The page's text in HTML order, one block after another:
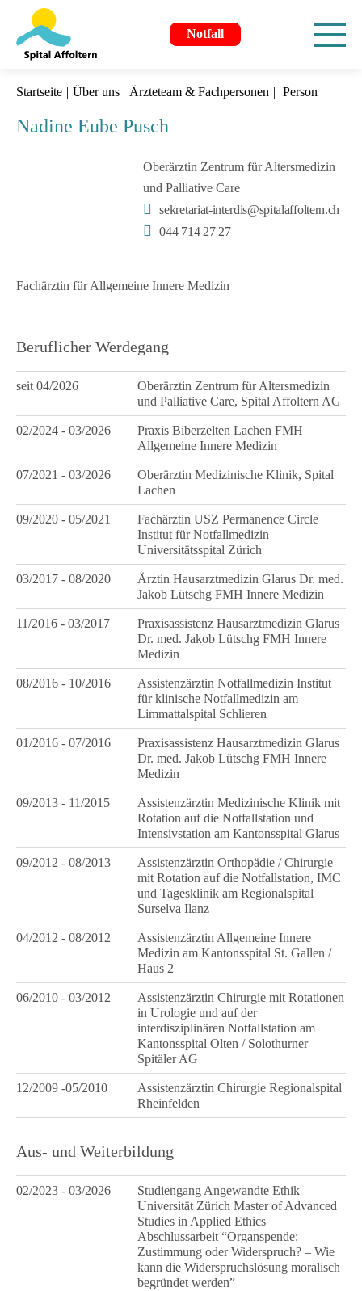
Notfall
Startseite Über uns Ärzteteam & Fachpersonen Person
Nadine Eube Pusch
Oberärztin Zentrum für Altersmedizin
und Palliative Care
sekretariat-interdis@spitalaffoltern.ch
044 714 27 27
Fachärztin für Allgemeine Innere Medizin
Beruflicher Werdegang
seit 04/2026
Oberärztin Zentrum für Altersmedizin
und Palliative Care, Spital Affoltern AG
02/2024 - 03/2026
Praxis Biberzelten Lachen FMH
Allgemeine Innere Medizin
07/2021 - 03/2026
Oberärztin Medizinische Klinik, Spital
Lachen
09/2020 - 05/2021
Fachärztin USZ Permanence Circle
Institut für Notfallmedizin
Universitätsspital Zürich
03/2017 - 08/2020
Ärztin Hausarztmedizin Glarus Dr. med.
Jakob Lütschg FMH Innere Medizin
11/2016 - 03/2017
Praxisassistenz Hausarztmedizin Glarus
Dr. med. Jakob Lütschg FMH Innere
Medizin
08/2016 - 10/2016
Assistenzärztin Notfallmedizin Institut
für klinische Notfallmedizin am
Limmattalspital Schlieren
01/2016 - 07/2016
Praxisassistenz Hausarztmedizin Glarus
Dr. med. Jakob Lütschg FMH Innere
Medizin
09/2013 - 11/2015
Assistenzärztin Medizinische Klinik mit
Rotation auf die Notfallstation und
Intensivstation am Kantonsspital Glarus
09/2012 - 08/2013
Assistenzärztin Orthopädie / Chirurgie
mit Rotation auf die Notfallstation, IMC
und Tagesklinik am Regionalspital
Surselva Ilanz
04/2012 - 08/2012
Assistenzärztin Allgemeine Innere
Medizin am Kantonsspital St. Gallen /
Haus 2
06/2010 - 03/2012
Assistenzärztin Chirurgie mit Rotationen
in Urologie und auf der
interdisziplinären Notfallstation am
Kantonsspital Olten / Solothurner
Spitäler AG
12/2009 -05/2010
Assistenzärztin Chirurgie Regionalspital
Rheinfelden
Aus- und Weiterbildung
02/2023 - 03/2026
Studiengang Angewandte Ethik
Universität Zürich Master of Advanced
Studies in Applied Ethics
Abschlussarbeit “Organspende:
Zustimmung oder Widerspruch? – Wie
kann die Widerspruchslösung moralisch
begründet werden”